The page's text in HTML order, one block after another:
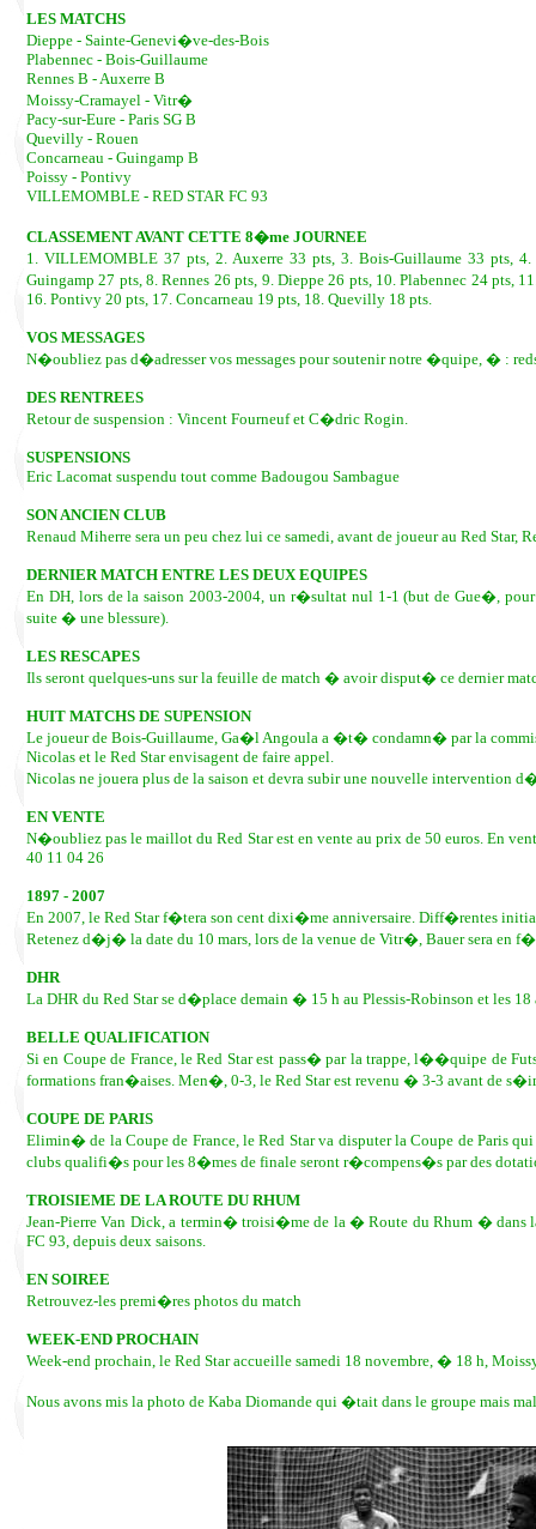
LES MATCHS
Dieppe - Sainte-Genevi�ve-des-Bois
Plabennec - Bois-Guillaume
Rennes B - Auxerre B
Moissy-Cramayel - Vitr�
Pacy-sur-Eure - Paris SG B
Quevilly - Rouen
Concarneau - Guingamp B
Poissy - Pontivy
VILLEMOMBLE - RED STAR FC 93
CLASSEMENT AVANT CETTE 8�me JOURNEE
1. VILLEMOMBLE 37 pts, 2. Auxerre 33 pts, 3. Bois-Guillaume 33 pts,
Guingamp 27 pts, 8. Rennes 26 pts, 9. Dieppe 26 pts, 10. Plabennec 24 pts,
16. Pontivy 20 pts, 17. Concarneau 19 pts, 18. Quevilly 18 pts.
VOS MESSAGES
N�oubliez pas d�adresser vos messages pour soutenir notre �quipe, � :
DES RENTREES
Retour de suspension : Vincent Fourneuf et C�dric Rogin.
SUSPENSIONS
Eric Lacomat suspendu tout comme Badougou Sambague
SON ANCIEN CLUB
Renaud Miherre sera un peu chez lui ce samedi, avant de joueur au Red
DERNIER MATCH ENTRE LES DEUX EQUIPES
En DH, lors de la saison 2003-2004, un r�sultat nul 1-1 (but de Gue�,
suite � une blessure).
LES RESCAPES
Ils seront quelques-uns sur la feuille de match � avoir disput� ce dernier
HUIT MATCHS DE SUPENSION
Le joueur de Bois-Guillaume, Ga�l Angoula a �t� condamn� par la
Nicolas et le Red Star envisagent de faire appel.
Nicolas ne jouera plus de la saison et devra subir une nouvelle intervention
EN VENTE
N�oubliez pas le maillot du Red Star est en vente au prix de 50 euros. En
40 11 04 26
1897 - 2007
En 2007, le Red Star f�tera son cent dixi�me anniversaire. Diff�rentes
Retenez d�j� la date du 10 mars, lors de la venue de Vitr�, Bauer sera en
DHR
La DHR du Red Star se d�place demain � 15 h au Plessis-Robinson et les
BELLE QUALIFICATION
Si en Coupe de France, le Red Star est pass� par la trappe, l��quipe de
formations fran�aises. Men�, 0-3, le Red Star est revenu � 3-3 avant de
COUPE DE PARIS
Elimin� de la Coupe de France, le Red Star va disputer la Coupe de Paris
clubs qualifi�s pour les 8�mes de finale seront r�compens�s par des
TROISIEME DE LA ROUTE DU RHUM
Jean-Pierre Van Dick, a termin� troisi�me de la � Route du Rhum � dans
FC 93, depuis deux saisons.
EN SOIREE
Retrouvez-les premi�res photos du match
WEEK-END PROCHAIN
Week-end prochain, le Red Star accueille samedi 18 novembre, � 18 h,
Nous avons mis la photo de Kaba Diomande qui �tait dans le groupe mais